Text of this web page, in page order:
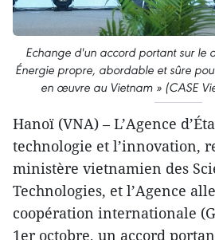
Echange d'un accord portant sur le
Énergie propre, abordable et sûre
en œuvre au Vietnam » (CASE
Hanoï (VNA) – L’Agence
technologie et l’innovation,
ministère vietnamien des
Technologies, et l’Agence
coopération internationale
1er octobre, un accord